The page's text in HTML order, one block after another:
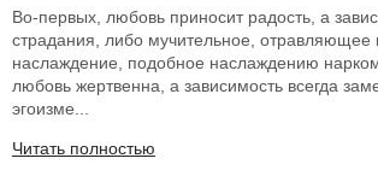
Во-первых, любовь приносит радость, а
страдания, либо мучительное, отравляющее
наслаждение, подобное наслаждению
любовь жертвенна, а зависимость всегда
эгоизме...
Читать полностью